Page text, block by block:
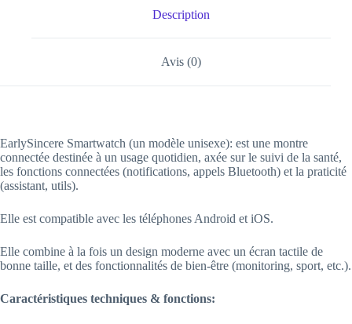
Description
Avis (0)
EarlySincere Smartwatch (un modèle unisexe): est une montre
connectée destinée à un usage quotidien, axée sur le suivi de la santé,
les fonctions connectées (notifications, appels Bluetooth) et la praticité
(assistant, utils).
Elle est compatible avec les téléphones Android et iOS.
Elle combine à la fois un design moderne avec un écran tactile de
bonne taille, et des fonctionnalités de bien‑être (monitoring, sport, etc.).
Caractéristiques techniques & fonctions: